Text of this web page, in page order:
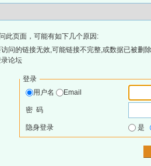
此页面，可能有如下几个原因:
问的链接无效,可能链接不完整,或数据已被删
论坛
登录
用户名
Email
密 码
隐身登录 是